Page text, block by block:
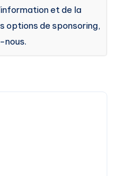
et de la
options de sponsoring,